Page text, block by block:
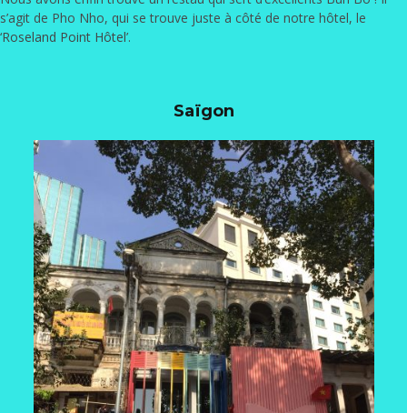
s’agit de Pho Nho, qui se trouve juste à côté de notre hôtel, le
‘Roseland Point Hôtel’.
Saïgon